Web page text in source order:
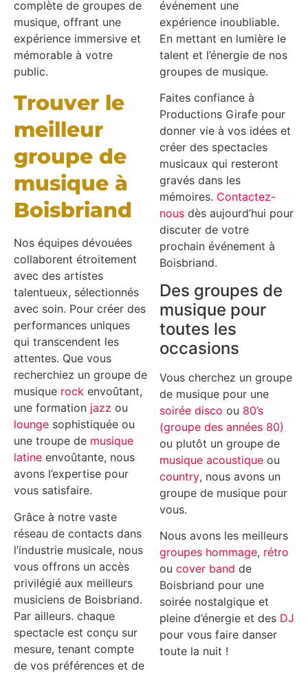
complète de groupes de
musique, offrant une
expérience immersive et
mémorable à votre
public.
Trouver le
meilleur
groupe de
musique à
Boisbriand
Nos équipes dévouées
collaborent étroitement
avec des artistes
talentueux, sélectionnés
avec soin. Pour créer des
performances uniques
qui transcendent les
attentes. Que vous
recherchiez un groupe de
musique rock envoûtant,
une formation jazz ou
lounge sophistiquée ou
une troupe de musique
latine envoûtante, nous
avons l’expertise pour
vous satisfaire.
Grâce à notre vaste
réseau de contacts dans
l’industrie musicale, nous
vous offrons un accès
privilégié aux meilleurs
musiciens de Boisbriand.
Par ailleurs. chaque
spectacle est conçu sur
mesure, tenant compte
de vos préférences et de
événement une
expérience inoubliable.
En mettant en lumière le
talent et l’énergie de nos
groupes de musique.
Faites confiance à
Productions Girafe pour
donner vie à vos idées et
créer des spectacles
musicaux qui resteront
gravés dans les
mémoires. Contactez-
nous dès aujourd’hui pour
discuter de votre
prochain événement à
Boisbriand.
Des groupes de
musique pour
toutes les
occasions
Vous cherchez un groupe
de musique pour une
soirée disco ou 80’s
(groupe des années 80)
ou plutôt un groupe de
musique acoustique ou
country, nous avons un
groupe de musique pour
vous.
Nous avons les meilleurs
groupes hommage, rétro
ou cover band de
Boisbriand pour une
soirée nostalgique et
pleine d’énergie et des DJ
pour vous faire danser
toute la nuit !